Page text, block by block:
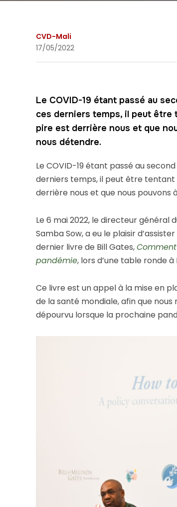
CVD-Mali
17/05/2022
Le COVID-19 étant passé au
ces derniers temps, il peut être
pire est derrière nous et que
nous détendre.
Le COVID-19 étant passé au
derniers temps, il peut être tentant
derrière nous et que nous pouvons
Le 6 mai 2022, le directeur général
Samba Sow, a eu le plaisir
dernier livre de Bill Gates,
pandémie, lors d’une table ronde à
Ce livre est un appel à la mise en
de la santé mondiale, afin que nous
dépourvu lorsque la prochaine